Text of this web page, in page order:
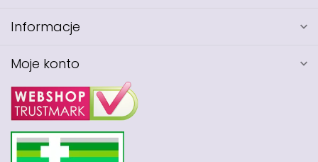
Informacje
Moje konto